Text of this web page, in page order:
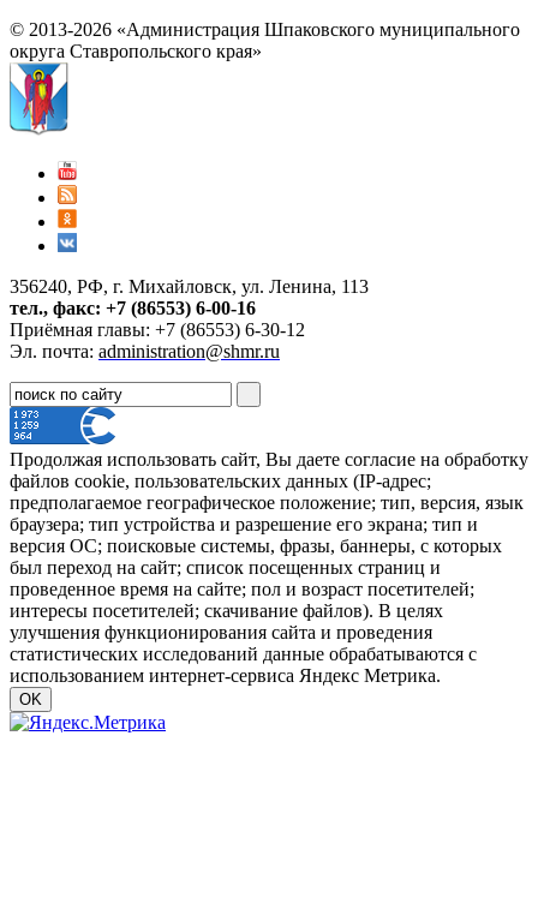
© 2013-2026 «Администрация Шпаковского муниципального
округа Ставропольского края»
356240, РФ, г. Михайловск, ул. Ленина, 113
тел., факс: +7 (86553) 6-00-16
Приёмная главы: +7 (86553) 6-30-12
Эл. почта: administration@shmr.ru
Продолжая использовать сайт, Вы даете согласие на обработку
файлов cookie, пользовательских данных (IP-адрес;
предполагаемое географическое положение; тип, версия, язык
браузера; тип устройства и разрешение его экрана; тип и
версия ОС; поисковые системы, фразы, баннеры, с которых
был переход на сайт; список посещенных страниц и
проведенное время на сайте; пол и возраст посетителей;
интересы посетителей; скачивание файлов). В целях
улучшения функционирования сайта и проведения
статистических исследований данные обрабатываются с
использованием интернет-сервиса Яндекс Метрика.
OK